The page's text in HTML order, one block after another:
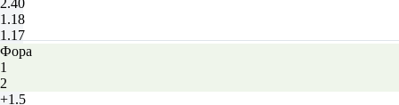
2.40
1.18
1.17
Фора
1
2
+1.5